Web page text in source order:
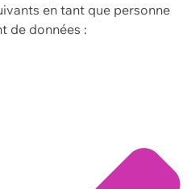
en tant que personne
de données :